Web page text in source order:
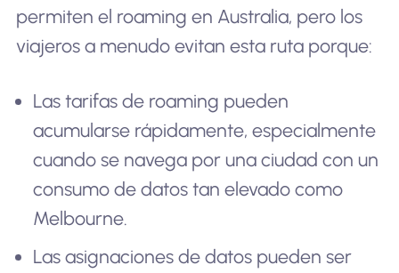
permiten el roaming en Australia, pero los
viajeros a menudo evitan esta ruta porque:
Las tarifas de roaming pueden
acumularse rápidamente, especialmente
cuando se navega por una ciudad con un
consumo de datos tan elevado como
Melbourne.
Las asignaciones de datos pueden ser